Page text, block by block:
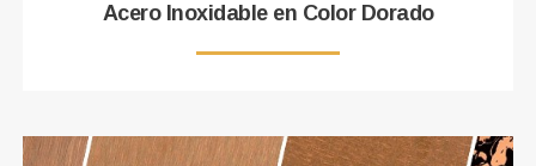
Acero Inoxidable en Color Dorado